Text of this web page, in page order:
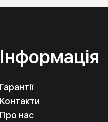
Інформація
Гарантії
Контакти
Про нас